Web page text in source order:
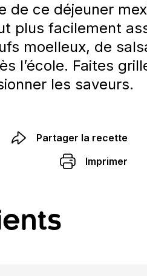
de ce déjeuner
plus facilement
moelleux, de
l’école. Faites
les saveurs.
Partager la recette
Imprimer